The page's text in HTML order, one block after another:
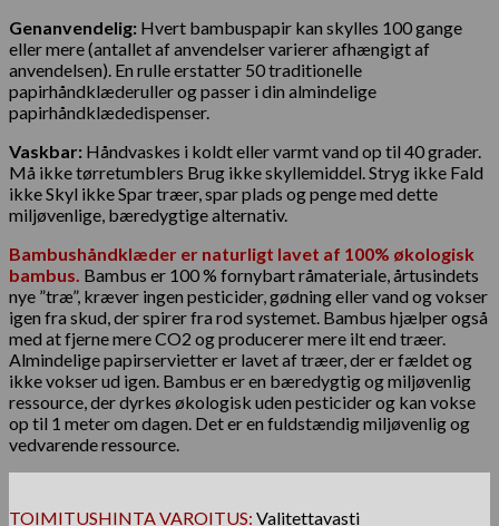
Genanvendelig: Hvert bambuspapir kan skylles 100 gange
eller mere (antallet af anvendelser varierer afhængigt af
anvendelsen). En rulle erstatter 50 traditionelle
papirhåndklæderuller og passer i din almindelige
papirhåndklædedispenser.
Vaskbar: Håndvaskes i koldt eller varmt vand op til 40 grader.
Må ikke tørretumblers Brug ikke skyllemiddel. Stryg ikke Fald
ikke Skyl ikke Spar træer, spar plads og penge med dette
miljøvenlige, bæredygtige alternativ.
Bambushåndklæder er naturligt lavet af 100% økologisk
bambus. Bambus er 100 % fornybart råmateriale, årtusindets
nye ”træ”, kræver ingen pesticider, gødning eller vand og vokser
igen fra skud, der spirer fra rod systemet. Bambus hjælper også
med at fjerne mere CO2 og producerer mere ilt end træer.
Almindelige papirservietter er lavet af træer, der er fældet og
ikke vokser ud igen. Bambus er en bæredygtig og miljøvenlig
ressource, der dyrkes økologisk uden pesticider og kan vokse
op til 1 meter om dagen. Det er en fuldstændig miljøvenlig og
vedvarende ressource.
TOIMITUSHINTA VAROITUS: Valitettavasti